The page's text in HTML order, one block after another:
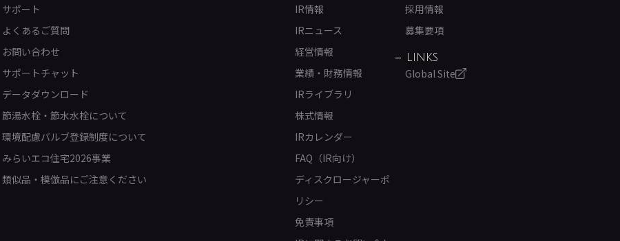
サポート
よくあるご質問
お問い合わせ
サポートチャット
データダウンロード
節湯水栓・節水水栓について
環境配慮バルブ登録制度について
みらいエコ住宅2026事業
類似品・模倣品にご注意ください
IR情報
IRニュース
経営情報
業績・財務情報
IRライブラリ
株式情報
IRカレンダー
FAQ（IR向け）
ディスクロージャーポ
リシー
免責事項
採用情報
募集要項
LINKS
Global Site